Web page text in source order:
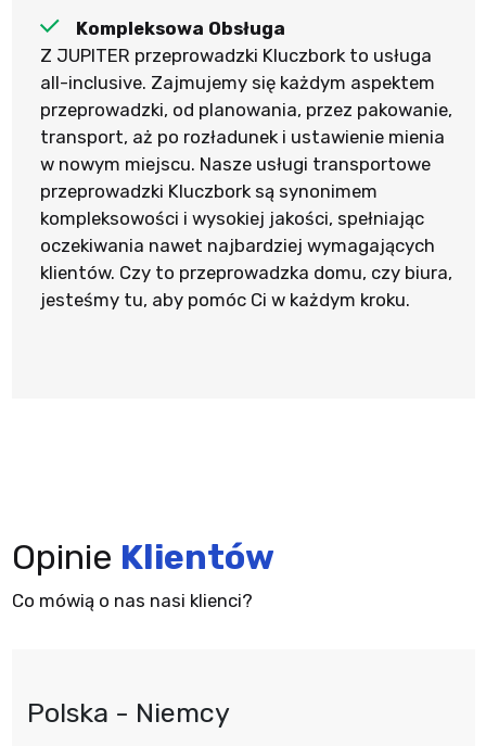
Kompleksowa Obsługa
Z JUPITER przeprowadzki Kluczbork to usługa
all-inclusive. Zajmujemy się każdym aspektem
przeprowadzki, od planowania, przez pakowanie,
transport, aż po rozładunek i ustawienie mienia
w nowym miejscu. Nasze usługi transportowe
przeprowadzki Kluczbork są synonimem
kompleksowości i wysokiej jakości, spełniając
oczekiwania nawet najbardziej wymagających
klientów. Czy to przeprowadzka domu, czy biura,
jesteśmy tu, aby pomóc Ci w każdym kroku.
Opinie Klientów
Co mówią o nas nasi klienci?
Polska - Niemcy